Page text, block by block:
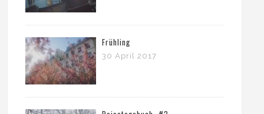
Frühling
30 April 2017